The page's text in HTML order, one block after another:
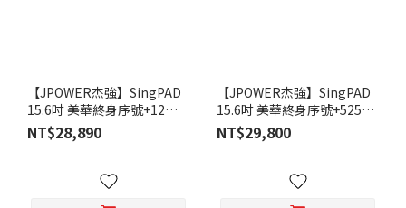
【JPOWER杰強】SingPAD
15.6吋 美華終身序號+12吋
雷鬼
NT$28,890
【JPOWER杰強】SingPAD
15.6吋 美華終身序號+5252.1
實木重砲
NT$29,800